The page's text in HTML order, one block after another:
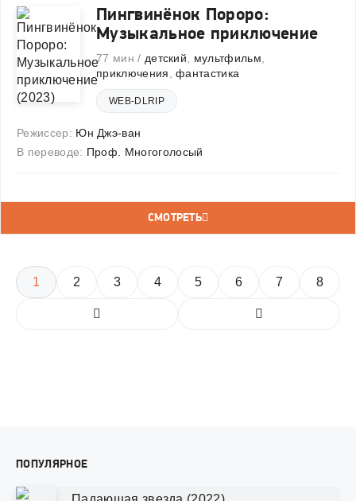
Пингвинёнок Пороро:
Музыкальное приключение
77 мин / детский мультфильм
приключения ,фантастика
WEB-DLRIP
Режиссер: Юн Джэ-ван
В переводе: Проф. Многоголосый
СМОТРЕТЬ
1 2 3 4 5 6 7 8
ПОПУЛЯРНОЕ